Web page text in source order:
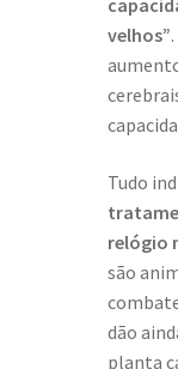
velhos”
Tudo
relógio
são
dão
planta